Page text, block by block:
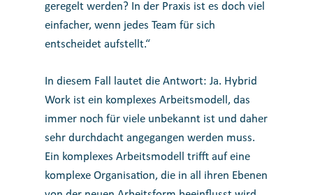
geregelt werden? In der Praxis ist es doch viel
einfacher, wenn jedes Team für sich
entscheidet aufstellt.“
In diesem Fall lautet die Antwort: Ja. Hybrid
Work ist ein komplexes Arbeitsmodell, das
immer noch für viele unbekannt ist und daher
sehr durchdacht angegangen werden muss.
Ein komplexes Arbeitsmodell trifft auf eine
komplexe Organisation, die in all ihren Ebenen